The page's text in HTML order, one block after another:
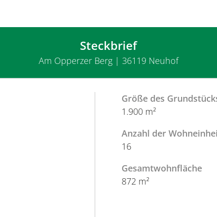
Steckbrief
Am Opperzer Berg | 36119 Neuhof
Größe des
1.900 m²
Anzahl der
16
Gesamtwohnfläche
872 m²